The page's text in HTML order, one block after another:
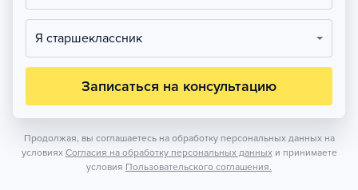
Я старшеклассник
Записаться на консультацию
Продолжая, вы соглашаетесь на обработку персональных данных на
условиях Согласия на обработку персональных данных и принимаете
условия Пользовательского соглашения.